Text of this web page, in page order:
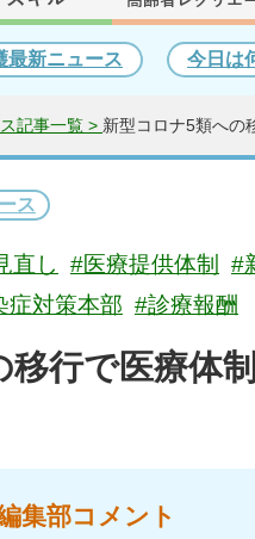
最新ニュース 今日は
記事一覧 > 新型コロナ5類への
ス
直し #医療提供体制
#
症対策本部 #診療報酬
行で医療体
集部コメント